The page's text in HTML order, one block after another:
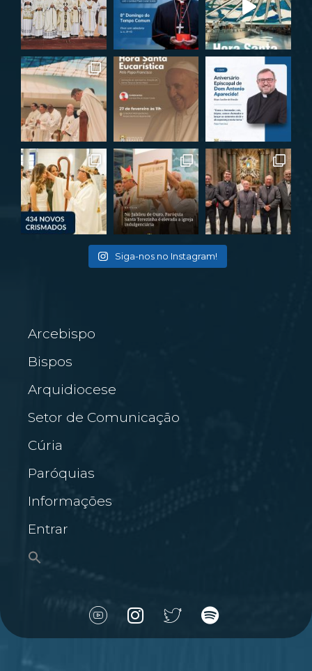
Siga-nos no Instagram!
Arcebispo
Bispos
Arquidiocese
Setor de Comunicação
Cúria
Paróquias
Informações
Entrar